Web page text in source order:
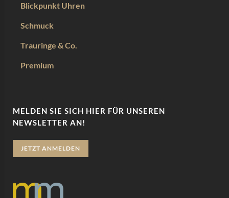
Blickpunkt Uhren
Schmuck
Trauringe & Co.
Premium
MELDEN SIE SICH HIER FÜR UNSEREN
NEWSLETTER AN!
JETZT ANMELDEN